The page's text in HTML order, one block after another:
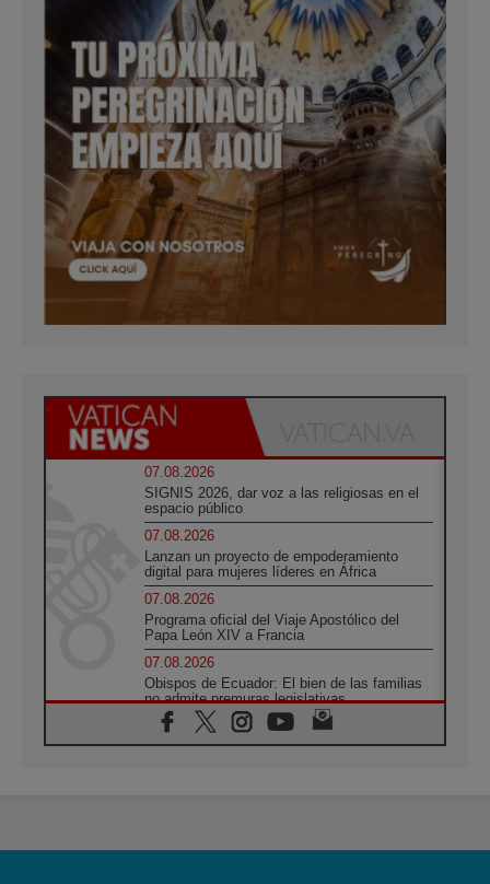
07.08.2026
SIGNIS 2026, dar voz a las religiosas en el
espacio público
07.08.2026
Lanzan un proyecto de empoderamiento
digital para mujeres líderes en África
07.08.2026
Programa oficial del Viaje Apostólico del
Papa León XIV a Francia
07.08.2026
Obispos de Ecuador: El bien de las familias
no admite premuras legislativas
06.08.2026
Cardenal Parolin: La paz comienza con la
06.08.2026